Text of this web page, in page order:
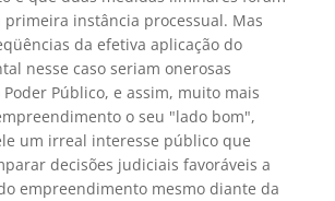
primeira instância processual. Mas
da efetiva aplicação do
nesse caso seriam onerosas
Público, e assim, muito mais
o seu "lado bom",
um irreal interesse público que
decisões judiciais favoráveis a
empreendimento mesmo diante da